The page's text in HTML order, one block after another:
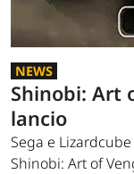
NEWS
Shinobi: Art
lancio
Sega e
Shinobi: Art of